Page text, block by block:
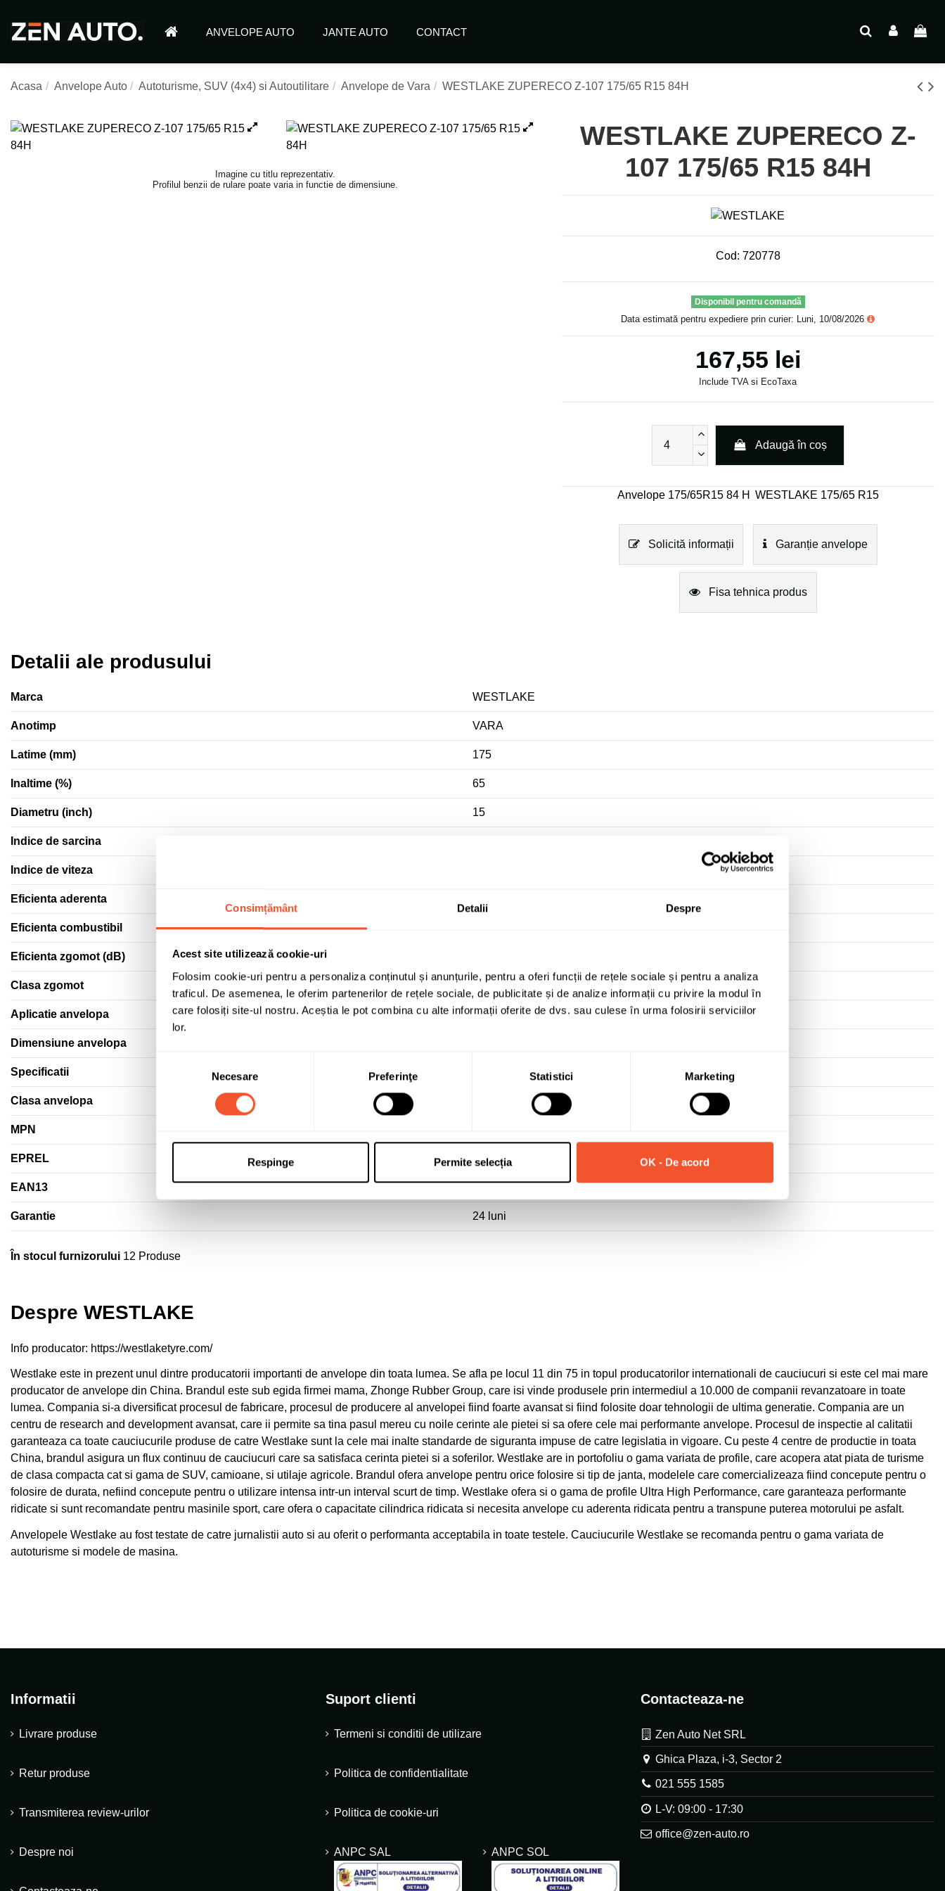
Consimțământ Detalii Despre
Acest site utilizează cookie-uri
Folosim cookie-uri pentru a personaliza conținutul și anunțurile, pentru a oferi funcții de rețele sociale și pentru a analiza
traficul. De asemenea, le oferim partenerilor de rețele sociale, de publicitate și de analize informații cu privire la modul în
care folosiți site-ul nostru. Aceștia le pot combina cu alte informații oferite de dvs. sau culese în urma folosirii serviciilor
lor.
consimțământului
Necesare Preferinţe Statistici Marketing
Respinge Permite selecția OK - De acord
ANVELOPE AUTO JANTE AUTO CONTACT
Acasa Anvelope Auto Autoturisme, SUV (4x4) si Autoutilitare Anvelope de Vara WESTLAKE ZUPERECO Z-107 175/65 R15 84H
Imagine cu titlu reprezentativ.
Profilul benzii de rulare poate varia in functie de dimensiune.
WESTLAKE ZUPERECO Z-
107 175/65 R15 84H
Cod: 720778
Disponibil pentru comandă
Data estimată pentru expediere prin curier: Luni, 10/08/2026
167,55 lei
Include TVA si EcoTaxa
Adaugă în coș
Anvelope 175/65R15 84 H WESTLAKE 175/65 R15
Solicită informații Garanție anvelope
Fisa tehnica produs
Detalii ale produsului
Marca WESTLAKE
Anotimp VARA
Latime (mm) 175
Inaltime (%) 65
Diametru (inch) 15
Indice de sarcina
Indice de viteza
Eficienta aderenta
Eficienta combustibil
Eficienta zgomot (dB)
Clasa zgomot B
Aplicatie anvelopa AUTOTURISME
Dimensiune anvelopa
Specificatii 175/65R15 84 H
Clasa anvelopa
MPN
EPREL 586842
EAN13 6938112624262
Garantie 24 luni
În stocul furnizorului 12 Produse
Despre WESTLAKE
Info producator: https://westlaketyre.com/
Westlake este in prezent unul dintre producatorii importanti de anvelope din toata lumea. Se afla pe locul 11 din 75 in topul producatorilor internationali de cauciucuri si este cel mai mare
producator de anvelope din China. Brandul este sub egida firmei mama, Zhonge Rubber Group, care isi vinde produsele prin intermediul a 10.000 de companii revanzatoare in toate
lumea. Compania si-a diversificat procesul de fabricare, procesul de producere al anvelopei fiind foarte avansat si fiind folosite doar tehnologii de ultima generatie. Compania are un
centru de research and development avansat, care ii permite sa tina pasul mereu cu noile cerinte ale pietei si sa ofere cele mai performante anvelope. Procesul de inspectie al calitatii
garanteaza ca toate cauciucurile produse de catre Westlake sunt la cele mai inalte standarde de siguranta impuse de catre legislatia in vigoare. Cu peste 4 centre de productie in toata
China, brandul asigura un flux continuu de cauciucuri care sa satisfaca cerinta pietei si a soferilor. Westlake are in portofoliu o gama variata de profile, care acopera atat piata de turisme
de clasa compacta cat si gama de SUV, camioane, si utilaje agricole. Brandul ofera anvelope pentru orice folosire si tip de janta, modelele care comercializeaza fiind concepute pentru o
folosire de durata, nefiind concepute pentru o utilizare intensa intr-un interval scurt de timp. Westlake ofera si o gama de profile Ultra High Performance, care garanteaza performante
ridicate si sunt recomandate pentru masinile sport, care ofera o capacitate cilindrica ridicata si necesita anvelope cu aderenta ridicata pentru a transpune puterea motorului pe asfalt.
Anvelopele Westlake au fost testate de catre jurnalistii auto si au oferit o performanta acceptabila in toate testele. Cauciucurile Westlake se recomanda pentru o gama variata de
autoturisme si modele de masina.
Informatii
Livrare produse
Retur produse
Transmiterea review-urilor
Despre noi
Suport clienti
Termeni si conditii de utilizare
Politica de confidentialitate
Politica de cookie-uri
ANPC SAL ANPC SOL
Contacteaza-ne
Zen Auto Net SRL
Ghica Plaza, i-3, Sector 2
021 555 1585
L-V: 09:00 - 17:30
office@zen-auto.ro